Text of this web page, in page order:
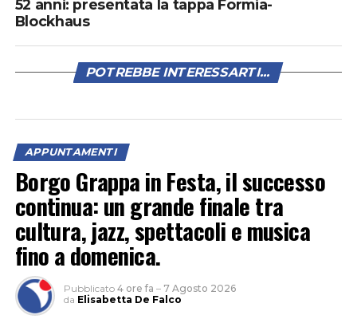
52 anni: presentata la tappa Formia-
Blockhaus
POTREBBE INTERESSARTI...
APPUNTAMENTI
Borgo Grappa in Festa, il successo
continua: un grande finale tra
cultura, jazz, spettacoli e musica
fino a domenica.
Pubblicato 4 ore fa – 7 Agosto 2026
da Elisabetta De Falco